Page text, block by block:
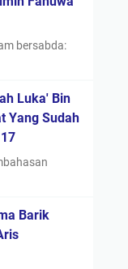
bersabda:
Luka' Bin
Yang Sudah
Barik